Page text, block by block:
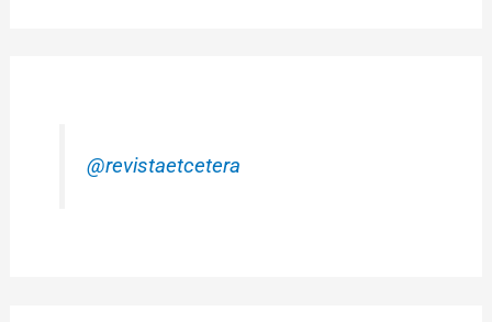
@revistaetcetera